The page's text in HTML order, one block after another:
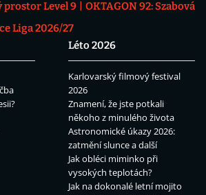
prostor Level 9
OKTAGON 92: Szabová
Liga 2026/27
Léto 2026
Karlovarský filmový festival
2026
Znamení, že jste potkali
někoho z minulého života
Astronomické úkazy 2026:
zatmění slunce a další
Jak obléci miminko při
vysokých teplotách?
Jak na dokonalé letní mojito